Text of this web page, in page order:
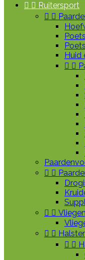
  Ruitersport
 
Huid
 
 
 
 
 